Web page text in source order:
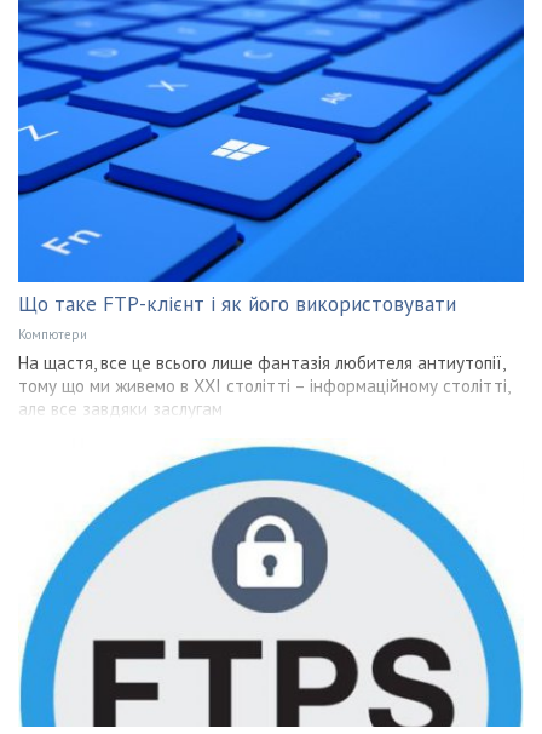
Що таке FTP-клієнт і як його використовувати
Компютери
На щастя, все це всього лише фантазія любителя антиутопії,
тому що ми живемо в XXI столітті – інформаційному столітті,
але все завдяки заслугам